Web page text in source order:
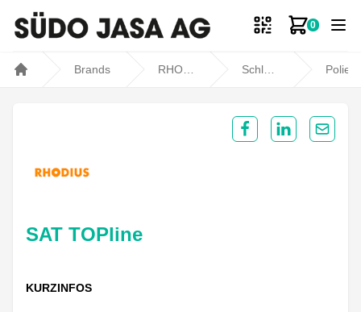
0
Zum
Brands
SAT TOPline
KURZINFOS
Share on Facebook
Share onShare